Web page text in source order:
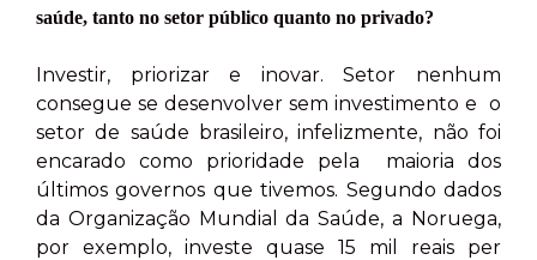
saúde, tanto no setor público quanto no privado?
Investir, priorizar e inovar. Setor nenhum
consegue se desenvolver sem investimento e o
setor de saúde brasileiro, infelizmente, não foi
encarado como prioridade pela maioria dos
últimos governos que tivemos. Segundo dados
da Organização Mundial da Saúde, a Noruega,
por exemplo, investe quase 15 mil reais per